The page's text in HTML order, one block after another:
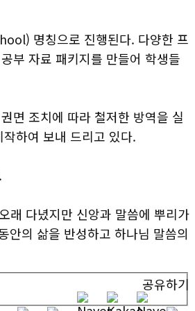
명칭으로 진행된다. 다양한 프
부 자료 패키지를 만들어 학생들
면 조치에 따라 철저한 방역을 실
하여 보내 드리고 있다.
래 다녔지만 신앙과 말씀에 뿌리가
안의 삶을 반성하고 하나님 말씀의
공유하기